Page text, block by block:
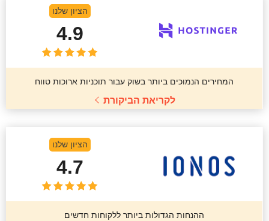
הציון שלנו
4.9
המחירים הנמוכים ביותר בשוק עבור תוכניות ארוכות טווח
לקריאת הביקורת
הציון שלנו
4.7
ההנחות הגדולות ביותר ללקוחות חדשים